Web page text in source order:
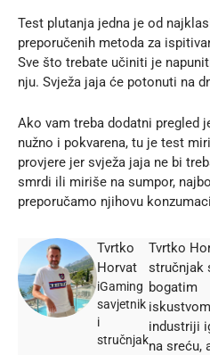
Test plutanja jedna je od
preporučenih metoda za
Sve što trebate učiniti je
nju. Svježa jaja će potonuti na
Ako vam treba dodatni pregled
nužno i pokvarena, tu je test
provjere jer svježa jaja ne bi
smrdi ili miriše na sumpor,
preporučamo njihovu
Tvrtko
Horvat
iGaming
savjetnik
i
stručnjak
Tvrtko
stručnjak
bogatim
industriji
na sreću,